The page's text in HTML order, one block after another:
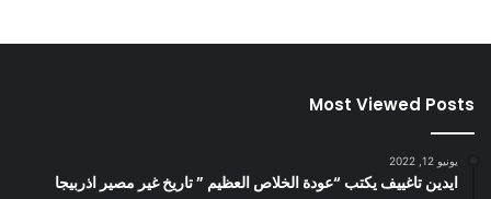
Most Viewed Posts
يونيو 12, 2022
ايدين تاغييف يكتب “عودة الخلاص العظيم ” تاريخ غير مصير اذربيجا